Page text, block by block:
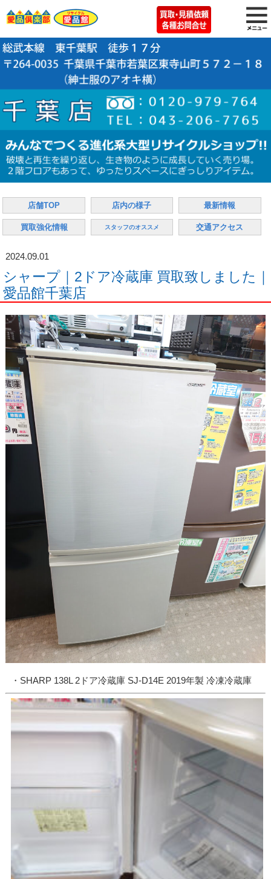
店舗TOP 店内の様子 最新情報
買取強化情報 スタッフのオススメ 交通アクセス
2024.09.01
シャープ｜2ドア冷蔵庫 買取致しました｜
愛品館千葉店
・SHARP 138L 2ドア冷蔵庫 SJ-D14E 2019年製 冷凍冷蔵庫